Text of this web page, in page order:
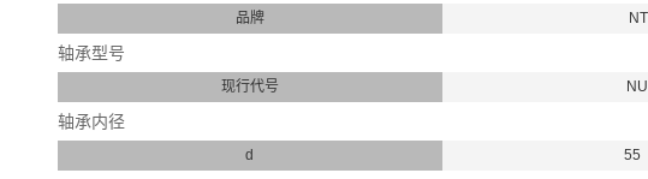
品牌
轴承型号
现行代号
轴承内径
d 55